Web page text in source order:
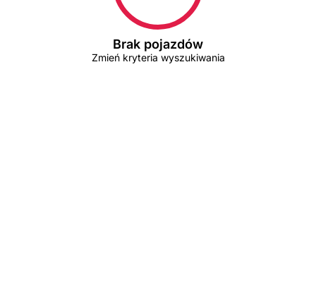
Brak pojazdów
Zmień kryteria wyszukiwania